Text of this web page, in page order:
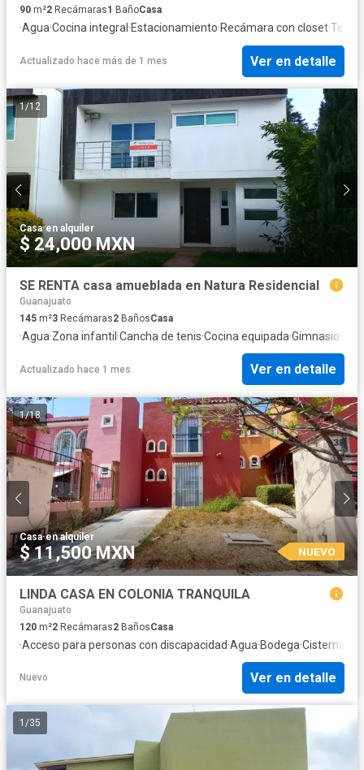
90 m²2 Recámaras1 BañoCasa
·Agua·Cocina integral ·Estacionamiento·Recámara con closet·
Actualizado hace más de 1 mes Ver en detalle
1/12
Casa·en alquiler
$ 24,000 MXN
SE RENTA casa amueblada en Natura Residencial
Guanajuato
145 m²3 Recámaras2 BañosCasa
·Agua·Zona infantil ·Cancha de tenis·Cocina equipada·Gimnasio
Actualizado hace 1 mes Ver en detalle
1/18
Casa·en alquiler
$ 11,500 MXN NUEVO
LINDA CASA EN COLONIA TRANQUILA
Guanajuato
120 m²2 Recámaras2 BañosCasa
·Acceso para personas con discapacidad·Agua·Bodega·Cisterna
Nuevo Ver en detalle
1 /35